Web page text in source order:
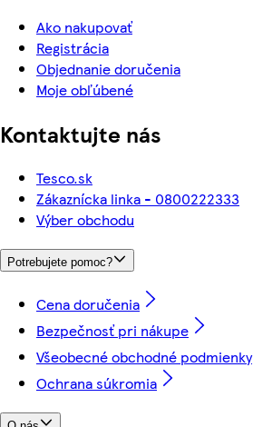
Ako nakupovať
Registrácia
Objednanie doručenia
Moje obľúbené
Kontaktujte nás
Tesco.sk
Zákaznícka linka - 0800222333
Výber obchodu
Potrebujete pomoc?
Cena doručenia
Bezpečnosť pri nákupe
Všeobecné obchodné podmienky
Ochrana súkromia